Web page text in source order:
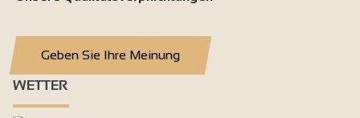
Geben Sie Ihre Meinung
WETTER